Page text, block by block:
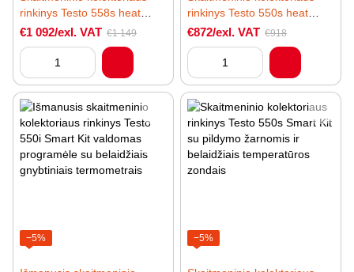
rinkinys Testo 558s heat
pump professional kit su
jutikliniu ekranu
€1 092/exl. VAT €1 149
rinkinys Testo 550s heat
pump entry-level kit su
belaidžiais zondais ir 3 žarnų
komplektu
€872/exl. VAT €918
−5% −5%